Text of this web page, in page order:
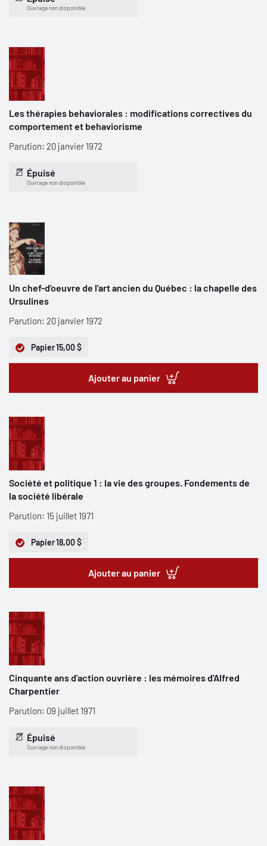
Ouvrage non disponible
Les thérapies behaviorales : modifications correctives du
comportement et behaviorisme
Parution: 20 janvier 1972
Épuisé
Ouvrage non disponible
Un chef-d'oeuvre de l'art ancien du Québec : la chapelle des
Ursulines
Parution: 20 janvier 1972
Papier15,00 $
Ajouter au panier
Société et politique 1 : la vie des groupes. Fondements de
la société libérale
Parution: 15 juillet 1971
Papier18,00 $
Ajouter au panier
Cinquante ans d'action ouvrière : les mémoires d'Alfred
Charpentier
Parution: 09 juillet 1971
Épuisé
Ouvrage non disponible